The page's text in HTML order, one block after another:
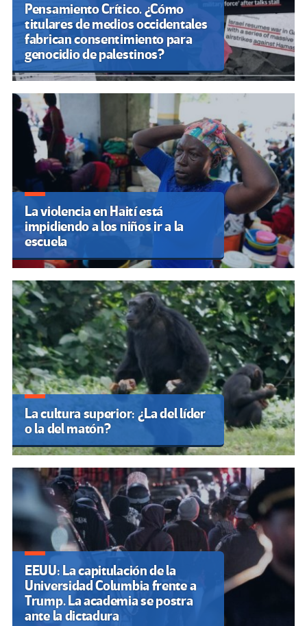
Pensamiento Crítico. ¿Cómo
titulares de medios occidentales
fabrican consentimiento para
genocidio de palestinos?
La violencia en Haití está
impidiendo a los niños ir a la
escuela
La cultura superior: ¿La del líder
o la del matón?
EEUU: La capitulación de la
Universidad Columbia frente a
Trump. La academia se postra
ante la dictadura